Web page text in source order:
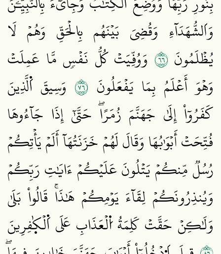
وَاَلشُّهَدَآءِ وَقُضِيَ بَيۡنَهُم بِالۡحَقِّ وَهُمۡ لَا
يُظۡلَمُونَ ٦٦ وَوُفِّيَتۡ كُلُّ نَفۡسٖ مَّا عَمِلَتۡ
وَهۡوَ أَعۡلَمُ بِمَا يَفۡعَلُونَ ٦٧ وَسِيقَ اَ۬لَّذِينَ
كَفَرُوٓاْ إِلَىٰ جَهَنَّمَ زُمَرًاۖ حَتَّىٰٓ إِذَا جَآءُوهَا
فُتِّحَتۡ أَبۡوَٰبُهَا وَقَالَ لَهُمۡ خَزَنَتُهَآ أَلَمۡ يَأۡتِكُمۡ
رُسُلٞ مِّنكُمۡ يَتۡلُونَ عَلَيۡكُمۡ ءَايَٰتِ رَبِّكُمۡ
وَيُنذِرُونَكُمۡ لِقَآءَ يَوۡمِكُمۡ هَٰذَاۚ قَالُواْ بَلَىٰ
وَلَٰكِنۡ حَقَّتۡ كَلِمَةُ اُ۬لۡعَذَابِ عَلَى اَ۬لۡكٰ۪فِرِينَ